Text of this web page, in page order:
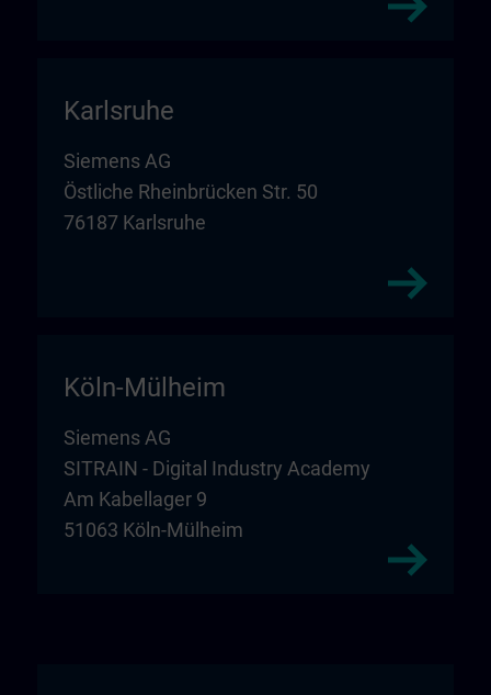
Karlsruhe
Siemens AG
Östliche Rheinbrücken Str. 50
76187 Karlsruhe
Köln-Mülheim
Siemens AG
SITRAIN - Digital Industry Academy
Am Kabellager 9
51063 Köln-Mülheim